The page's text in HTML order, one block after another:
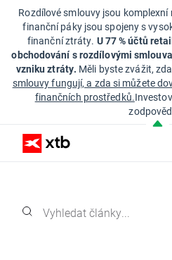
Rozdílové smlouvy jsou
finanční páky jsou spojeny s
finanční ztráty. U 77 % účtů
obchodování s rozdílovými
vzniku ztráty. Měli byste zvážit,
smlouvy fungují, a zda si můžete
finančních prostředků.